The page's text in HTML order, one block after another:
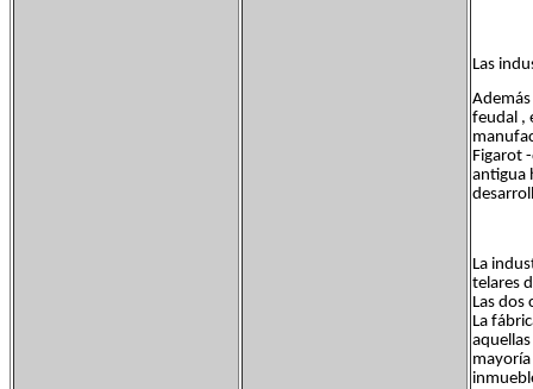
Las
feudal ,
Figarot
antigua
La
telares
Las dos
La